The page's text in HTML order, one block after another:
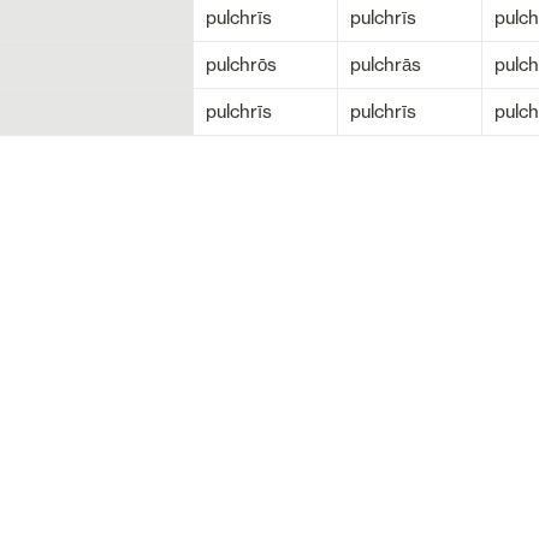
pulchrīs pulchrīs
pulchrōs pulchrās
pulchrīs pulchrīs